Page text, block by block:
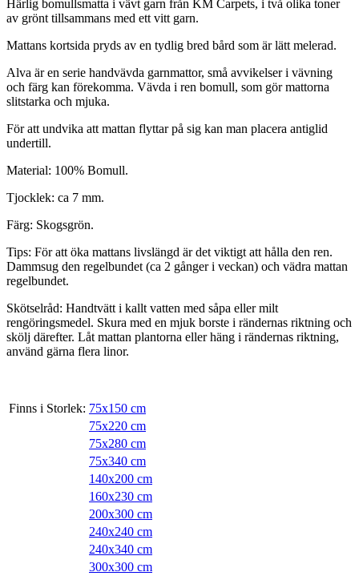
Härlig bomullsmatta i vävt garn från KM Carpets, i två olika toner
av grönt tillsammans med ett vitt garn.
Mattans kortsida pryds av en tydlig bred bård som är lätt melerad.
Alva är en serie handvävda garnmattor, små avvikelser i vävning
och färg kan förekomma. Vävda i ren bomull, som gör mattorna
slitstarka och mjuka.
För att undvika att mattan flyttar på sig kan man placera antiglid
undertill.
Material: 100% Bomull.
Tjocklek: ca 7 mm.
Färg: Skogsgrön.
Tips: För att öka mattans livslängd är det viktigt att hålla den ren.
Dammsug den regelbundet (ca 2 gånger i veckan) och vädra mattan
regelbundet.
Skötselråd: Handtvätt i kallt vatten med såpa eller milt
rengöringsmedel. Skura med en mjuk borste i rändernas riktning och
skölj därefter. Låt mattan plantorna eller häng i rändernas riktning,
använd gärna flera linor.
Finns i Storlek: 75x150 cm
75x220 cm
75x280 cm
75x340 cm
140x200 cm
160x230 cm
200x300 cm
240x240 cm
240x340 cm
300x300 cm